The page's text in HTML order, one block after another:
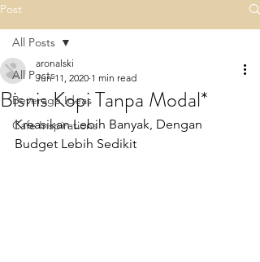
Post
All Posts
Beverage Ideas
Cafe Inspirations
All Posts
Bisnis Kopi Tanpa Modal*
aronalski
Jun 11, 2020 1 min read
Kreasikan Lebih Banyak, Dengan
Budget Lebih Sedikit